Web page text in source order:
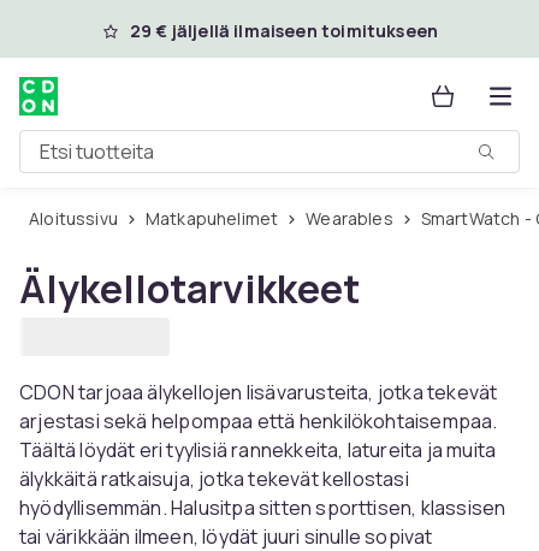
Ohita ja siirry pääsisältöön
29 € jäljellä ilmaiseen toimitukseen
Etsi tuotteita
Aloitussivu Matkapuhelimet Wearables SmartWatch
Älykellotarvikkeet
CDON tarjoaa älykellojen lisävarusteita, jotka tekevät
arjestasi sekä helpompaa että henkilökohtaisempaa.
Täältä löydät eri tyylisiä rannekkeita, latureita ja muita
älykkäitä ratkaisuja, jotka tekevät kellostasi
hyödyllisemmän. Halusitpa sitten sporttisen, klassisen
tai värikkään ilmeen, löydät juuri sinulle sopivat